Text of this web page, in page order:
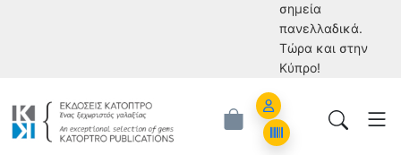
σημεία
πανελλαδικά.
Tώρα και στην
Κύπρο!
Account
Orders